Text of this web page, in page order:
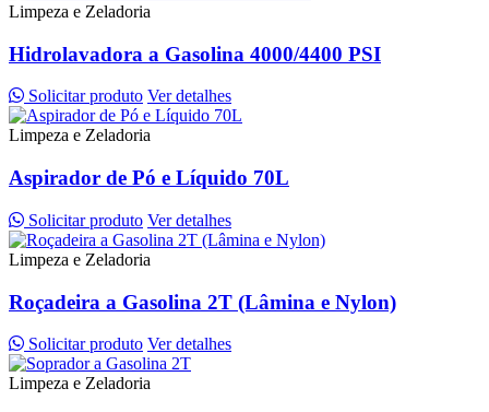
Limpeza e Zeladoria
Hidrolavadora a Gasolina 4000/4400 PSI
Solicitar produto Ver detalhes
Limpeza e Zeladoria
Aspirador de Pó e Líquido 70L
Solicitar produto Ver detalhes
Limpeza e Zeladoria
Roçadeira a Gasolina 2T (Lâmina e Nylon)
Solicitar produto Ver detalhes
Limpeza e Zeladoria